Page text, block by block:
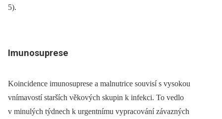
5).
Imunosuprese
Koincidence imunosuprese a malnutrice souvisí s vysokou
vnímavostí starších věkových skupin k infekci. To vedlo
v minulých týdnech k urgentnímu vypracování závazných